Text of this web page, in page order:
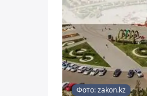
Фото: zakon.kz